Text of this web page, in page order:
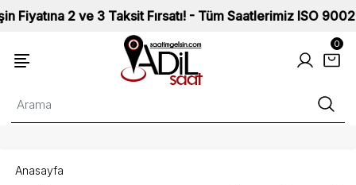
2 ve 3 Taksit Fırsatı! - Tüm Saatlerimiz ISO 9002
0
Anasayfa